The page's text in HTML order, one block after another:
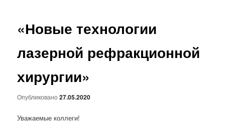
«Новые технологии
лазерной рефракционной
хирургии»
Опубликовано27.05.2020
Уважаемые коллеги!